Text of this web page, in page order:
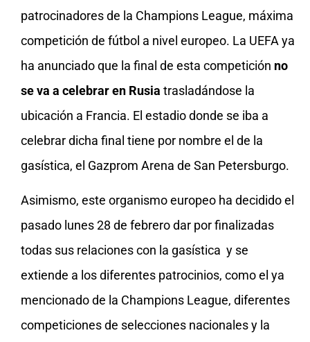
patrocinadores de la Champions League, máxima
competición de fútbol a nivel europeo. La UEFA ya
ha anunciado que la final de esta competición no
se va a celebrar en Rusia trasladándose la
ubicación a Francia. El estadio donde se iba a
celebrar dicha final tiene por nombre el de la
gasística, el Gazprom Arena de San Petersburgo.
Asimismo, este organismo europeo ha decidido el
pasado lunes 28 de febrero dar por finalizadas
todas sus relaciones con la gasística y se
extiende a los diferentes patrocinios, como el ya
mencionado de la Champions League, diferentes
competiciones de selecciones nacionales y la